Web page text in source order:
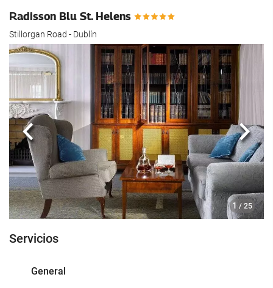
Radisson Blu St. Helens
Stillorgan Road - Dublín
1 / 25
Anterior
Servicios
General